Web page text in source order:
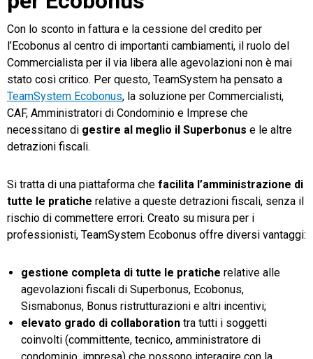
Con lo sconto in fattura e la cessione del credito per
l’Ecobonus al centro di importanti cambiamenti, il ruolo del
Commercialista per il via libera alle agevolazioni non è mai
stato così critico. Per questo, TeamSystem ha pensato a
TeamSystem Ecobonus, la soluzione per Commercialisti,
CAF, Amministratori di Condominio e Imprese che
necessitano di gestire al meglio il Superbonus e le altre
detrazioni fiscali.
Si tratta di una piattaforma che facilita l’amministrazione di
tutte le pratiche relative a queste detrazioni fiscali, senza il
rischio di commettere errori. Creato su misura per i
professionisti, TeamSystem Ecobonus offre diversi vantaggi:
gestione completa di tutte le pratiche relative alle
agevolazioni fiscali di Superbonus, Ecobonus,
Sismabonus, Bonus ristrutturazioni e altri incentivi;
elevato grado di collaboration tra tutti i soggetti
coinvolti (committente, tecnico, amministratore di